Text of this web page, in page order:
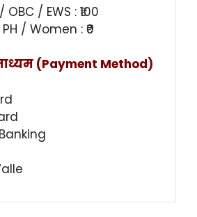
/ EWS : ₹100
/ Women : ₹0
(Payment Method)